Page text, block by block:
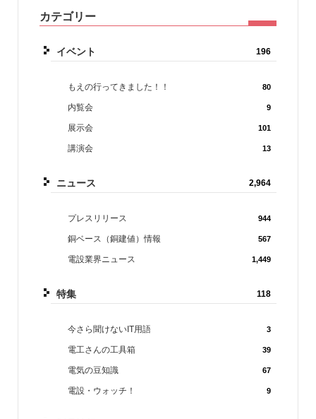
カテゴリー
イベント 196
もえの行ってきました！！ 80
内覧会 9
展示会 101
講演会 13
ニュース 2,964
プレスリリース 944
銅ベース（銅建値）情報 567
電設業界ニュース 1,449
特集 118
今さら聞けないIT用語 3
電工さんの工具箱 39
電気の豆知識 67
電設・ウォッチ！ 9